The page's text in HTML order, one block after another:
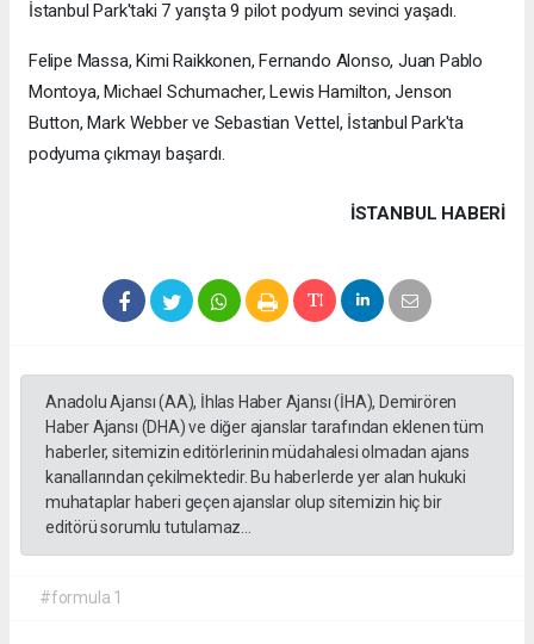
İstanbul Park'taki 7 yarışta 9 pilot podyum sevinci yaşadı.
Felipe Massa, Kimi Raikkonen, Fernando Alonso, Juan Pablo
Montoya, Michael Schumacher, Lewis Hamilton, Jenson
Button, Mark Webber ve Sebastian Vettel, İstanbul Park'ta
podyuma çıkmayı başardı.
İSTANBUL HABERİ
Anadolu Ajansı (AA), İhlas Haber Ajansı (İHA), Demirören
Haber Ajansı (DHA) ve diğer ajanslar tarafından eklenen tüm
haberler, sitemizin editörlerinin müdahalesi olmadan ajans
kanallarından çekilmektedir. Bu haberlerde yer alan hukuki
muhataplar haberi geçen ajanslar olup sitemizin hiç bir
editörü sorumlu tutulamaz...
#formula 1